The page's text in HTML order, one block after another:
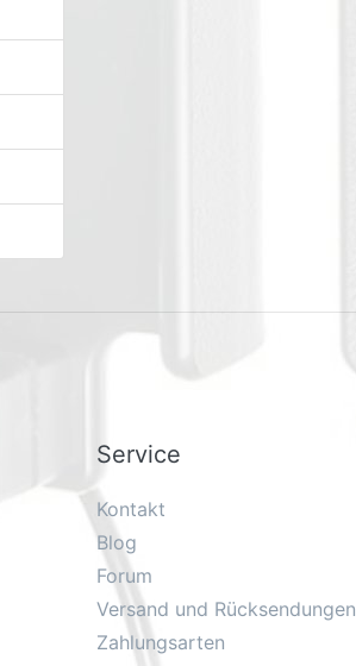
Service
Kontakt
Blog
Forum
Versand und Rücksendungen
Zahlungsarten